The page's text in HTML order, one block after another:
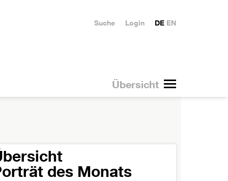
Übersicht
DE EN
Login
Suche
des Monats